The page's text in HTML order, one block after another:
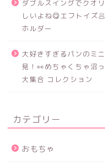
ダブルスイングでクオ
しいよね😋エフトイズ
ホルダー
大好きすぎるパンのミ
見！👀めちゃくちゃ沼
大集合 コレクション
カテゴリー
おもちゃ